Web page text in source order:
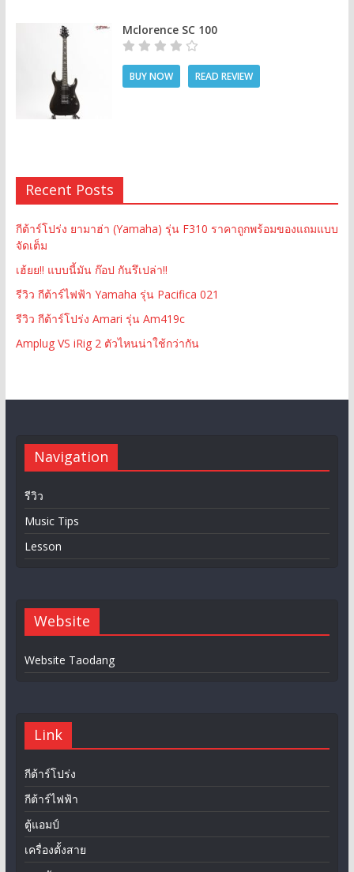
Mclorence SC 100
BUY NOW READ REVIEW
Recent Posts
กีต้าร์โปร่ง ยามาฮ่า (Yamaha) รุ่น F310 ราคาถูกพร้อมของแถมแบบ
จัดเต็ม
เฮ้ยย!! แบบนี้มัน ก๊อป กันรึเปล่า!!
รีวิว กีต้าร์ไฟฟ้า Yamaha รุ่น Pacifica 021
รีวิว กีต้าร์โปร่ง Amari รุ่น Am419c
Amplug VS iRig 2 ตัวไหนน่าใช้กว่ากัน
Navigation
รีวิว
Music Tips
Lesson
Website
Website Taodang
Link
กีต้าร์โปร่ง
กีต้าร์ไฟฟ้า
ตู้แอมป์
เครื่องตั้งสาย